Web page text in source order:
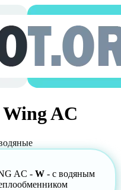
AC
AC - W - с водяным